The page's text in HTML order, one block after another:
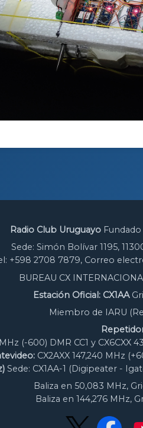
Radio Club UruguayoFundado
Sede: Simón Bolívar 1195,
+598 2708 7879, Correo
BUREAU CX
Estación Oficial: CX1AA
Miembro de IARU
(-600) DMR CC1 y CX6CXX
CX2AXX 147,240 MHz
Sede: CX1AA-1 (Digipeater -
Baliza en 50,083 MHz,
Baliza en 144,276 MHz,